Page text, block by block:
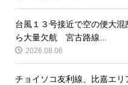
台風１３号接近で空の便大
ら大量欠航 宮古路線...
2026.08.06
チョイソコ友利線、比嘉エ